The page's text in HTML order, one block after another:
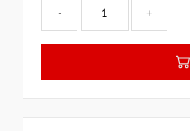
- +